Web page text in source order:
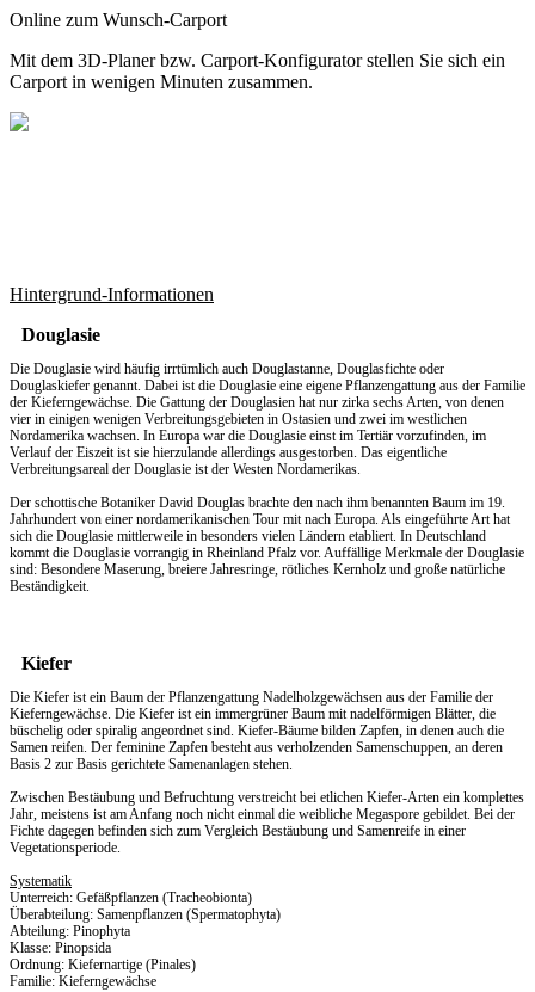
Online zum Wunsch-Carport
Mit dem 3D-Planerbzw. Carport-Konfiguratorstellen Sie sich ein
Carport in wenigen Minuten zusammen.
Hintergrund-Informationen
Douglasie
Die Douglasie wird häufig irrtümlich auch Douglastanne, Douglasfichte oder
Douglaskiefer genannt. Dabei ist die Douglasie eine eigene Pflanzengattung aus der Familie
der Kieferngewächse. Die Gattung der Douglasien hat nur zirka sechs Arten, von denen
vier in einigen wenigen Verbreitungsgebieten in Ostasien und zwei im westlichen
Nordamerika wachsen. In Europa war die Douglasie einst im Tertiär vorzufinden, im
Verlauf der Eiszeit ist sie hierzulande allerdings ausgestorben. Das eigentliche
Verbreitungsareal der Douglasie ist der Westen Nordamerikas.
Der schottische Botaniker David Douglas brachte den nach ihm benannten Baum im 19.
Jahrhundert von einer nordamerikanischen Tour mit nach Europa. Als eingeführte Art hat
sich die Douglasie mittlerweile in besonders vielen Ländern etabliert. In Deutschland
kommt die Douglasie vorrangig in Rheinland Pfalz vor. Auffällige Merkmale der Douglasie
sind: Besondere Maserung, breiere Jahresringe, rötliches Kernholz und große natürliche
Beständigkeit.
Kiefer
Die Kiefer ist ein Baum der Pflanzengattung Nadelholzgewächsen aus der Familie der
Kieferngewächse. Die Kiefer ist ein immergrüner Baum mit nadelförmigen Blätter, die
büschelig oder spiralig angeordnet sind. Kiefer-Bäume bilden Zapfen, in denen auch die
Samen reifen. Der feminine Zapfen besteht aus verholzenden Samenschuppen, an deren
Basis 2 zur Basis gerichtete Samenanlagen stehen.
Zwischen Bestäubung und Befruchtung verstreicht bei etlichen Kiefer-Arten ein komplettes
Jahr, meistens ist am Anfang noch nicht einmal die weibliche Megaspore gebildet. Bei der
Fichte dagegen befinden sich zum Vergleich Bestäubung und Samenreife in einer
Vegetationsperiode.
Systematik
Unterreich: Gefäßpflanzen (Tracheobionta)
Überabteilung: Samenpflanzen (Spermatophyta)
Abteilung: Pinophyta
Klasse: Pinopsida
Ordnung: Kiefernartige (Pinales)
Familie: Kieferngewächse